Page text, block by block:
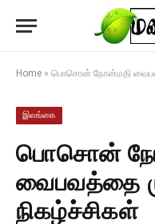
Home » பொசொன் நோன்மதி
இலங்கை
பொசொன்
வைபவத்தை
நிகழ்ச்சிகள்